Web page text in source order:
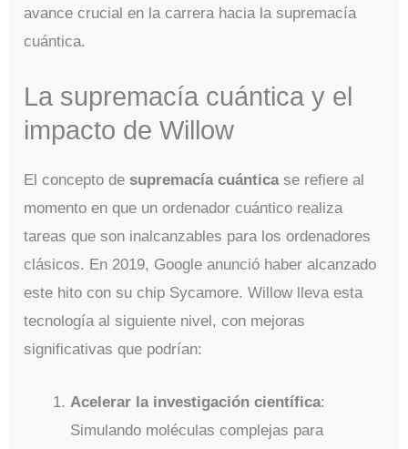
avance crucial en la carrera hacia la supremacía
cuántica.
La supremacía cuántica y el
impacto de Willow
El concepto de supremacía cuánticase refiere al
momento en que un ordenador cuántico realiza
tareas que son inalcanzables para los ordenadores
clásicos. En 2019, Google anunció haber alcanzado
este hito con su chip Sycamore. Willow lleva esta
tecnología al siguiente nivel, con mejoras
significativas que podrían:
Acelerar la investigación científica:
Simulando moléculas complejas para